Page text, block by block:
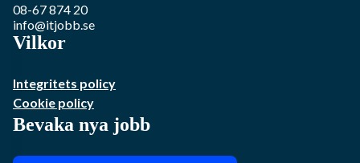
08-67 874 20
info@itjobb.se
Vilkor
Integritets policy
Cookie policy
Bevaka nya jobb